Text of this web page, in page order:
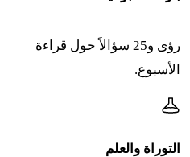
رؤى و25 سؤالاً حول قراءة
الأسبوع.
التوراة والعلم